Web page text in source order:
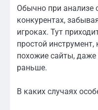
Обычно при анализе
конкурентах,
игроках. Тут
простой
похожие сайты, даже
раньше.
В каких случаях